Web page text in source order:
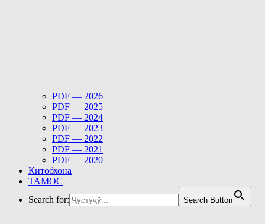
PDF — 2026
PDF — 2025
PDF — 2024
PDF — 2023
PDF — 2022
PDF — 2021
PDF — 2020
Китобхона
ТАМОС
Search for:
Search Button